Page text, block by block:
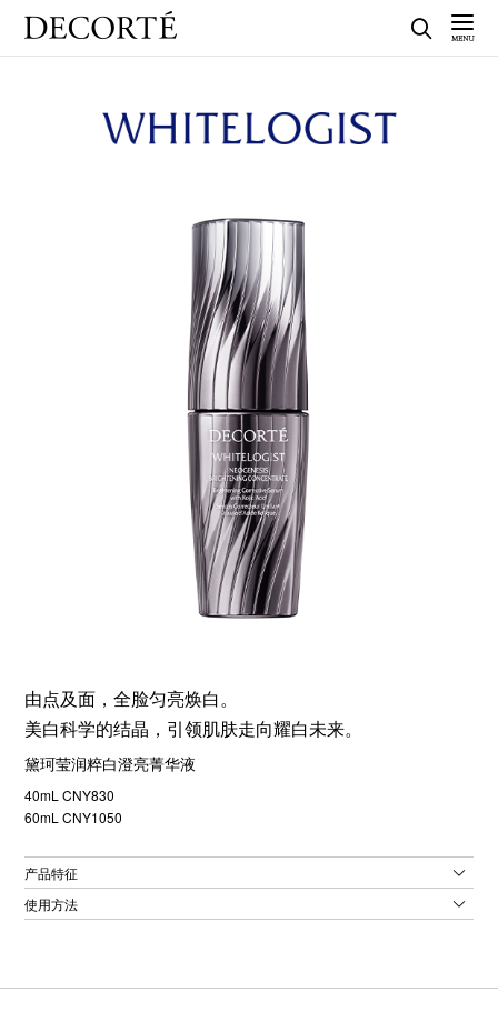
由点及面，全脸匀亮焕白。
美白科学的结晶，引领肌肤走向耀白未来。
黛珂莹润粹白澄亮菁华液
40mL CNY830
60mL CNY1050
产品特征
使用方法